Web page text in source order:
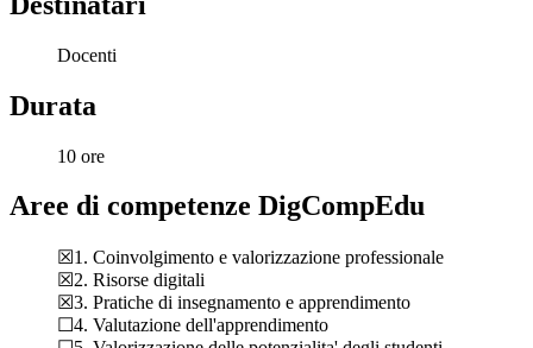
Docenti
Durata
10 ore
Aree di competenze DigCompEdu
☒1. Coinvolgimento e valorizzazione professionale
☒2. Risorse digitali
☒3. Pratiche di insegnamento e apprendimento
☐4. Valutazione dell'apprendimento